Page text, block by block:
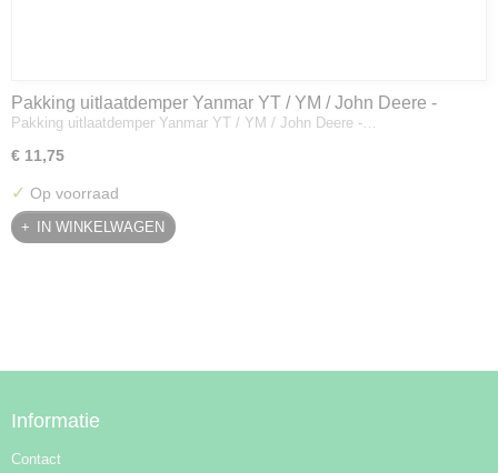
Pakking uitlaatdemper Yanmar YT / YM / John Deere -
128300-13230
Pakking uitlaatdemper Yanmar YT / YM / John Deere -…
€ 11,75
✓ Op voorraad
IN WINKELWAGEN
Informatie
Contact